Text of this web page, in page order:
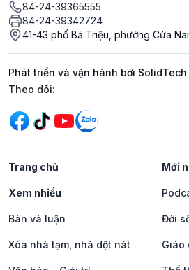
84-24-39365555
84-24-39342724
41-43 phố Bà Triệu, phường Cửa
Phát triển và vận hành bởi SolidTech
Mạng xã hội
Theo dõi:
Trang chủ Mới
Xem nhiều
Bàn và luận Đời
Xóa nhà tạm, nhà dột nát Giáo